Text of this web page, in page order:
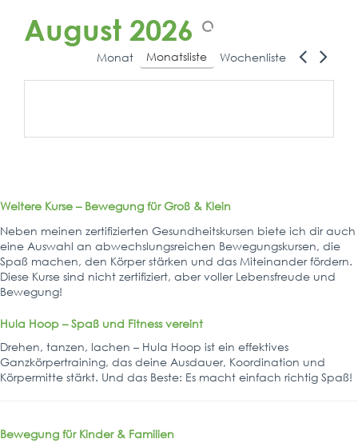
August 2026
Monat Monatsliste Wochenliste
Weitere Kurse – Bewegung für Groß & Klein
Neben meinen zertifizierten Gesundheitskursen biete ich dir auch
eine Auswahl an abwechslungsreichen Bewegungskursen, die
Spaß machen, den Körper stärken und das Miteinander fördern.
Diese Kurse sind nicht zertifiziert, aber voller Lebensfreude und
Bewegung!
Hula Hoop – Spaß und Fitness vereint
Drehen, tanzen, lachen – Hula Hoop ist ein effektives
Ganzkörpertraining, das deine Ausdauer, Koordination und
Körpermitte stärkt. Und das Beste: Es macht einfach richtig Spaß!
Bewegung für Kinder & Familien